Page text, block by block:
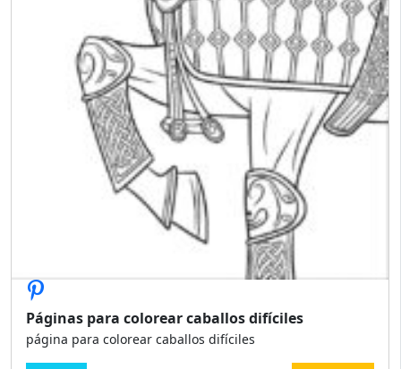
Páginas para colorear caballos difíciles
página para colorear caballos difíciles